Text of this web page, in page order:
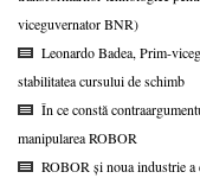
viceguvernator BNR)
Leonardo Badea, Prim-
stabilitatea cursului de schimb
În ce constă
manipularea ROBOR
ROBOR și noua industrie a